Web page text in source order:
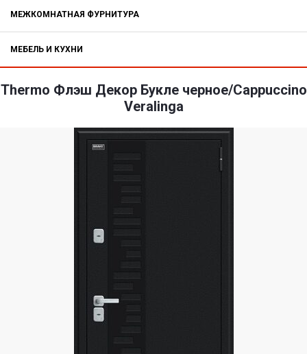
МЕЖКОМНАТНАЯ ФУРНИТУРА
МЕБЕЛЬ И КУХНИ
Thermo Флэш Декор Букле черное/Cappuccino
Veralinga